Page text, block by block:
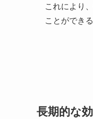
これにより
ことができ
長期的な